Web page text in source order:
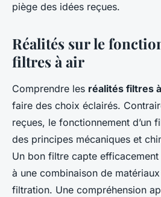
piège des idées reçues.
Réalités sur le
filtres à air
Comprendre les réalités filtres
faire des choix éclairés.
reçues, le fonctionnement d’un
des principes mécaniques et
Un bon filtre capte
à une combinaison de
filtration. Une compréhension